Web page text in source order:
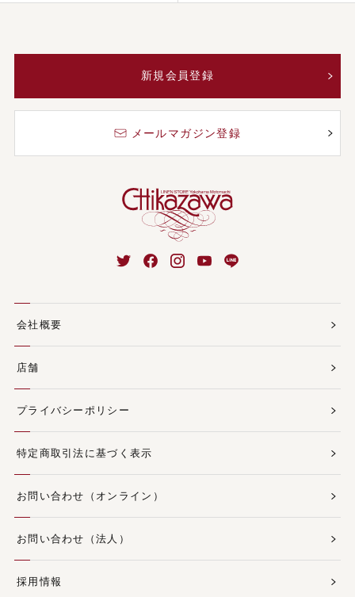
新規会員登録
メールマガジン登録
会社概要
店舗
プライバシーポリシー
特定商取引法に基づく表示
お問い合わせ（オンライン）
お問い合わせ（法人）
採用情報